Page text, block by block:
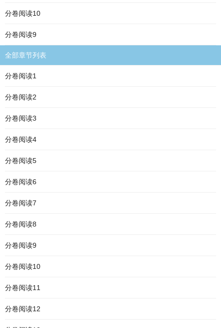
分卷阅读10
分卷阅读9
全部章节列表
分卷阅读1
分卷阅读2
分卷阅读3
分卷阅读4
分卷阅读5
分卷阅读6
分卷阅读7
分卷阅读8
分卷阅读9
分卷阅读10
分卷阅读11
分卷阅读12